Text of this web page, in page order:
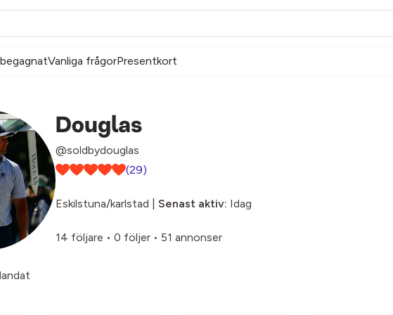
Vanliga frågorPresentkort
Douglas
@soldbydouglas
(29)
Eskilstuna/karlstad | Senast aktiv: Idag
14 följare • 0 följer • 51 annonser